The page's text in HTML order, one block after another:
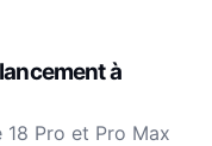
à
Pro et Pro Max